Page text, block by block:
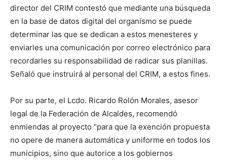
director del CRIM contestó que mediante una búsqueda
en la base de datos digital del organismo se puede
determinar las que se dedican a estos menesteres y
enviarles una comunicación por correo electrónico para
recordarles su responsabilidad de radicar sus planillas.
Señaló que instruirá al personal del CRIM, a estos fines.
Por su parte, el Lcdo. Ricardo Rolón Morales, asesor
legal de la Federación de Alcaldes, recomendó
enmiendas al proyecto “para que la exención propuesta
no opere de manera automática y uniforme en todos los
municipios, sino que autorice a los gobiernos